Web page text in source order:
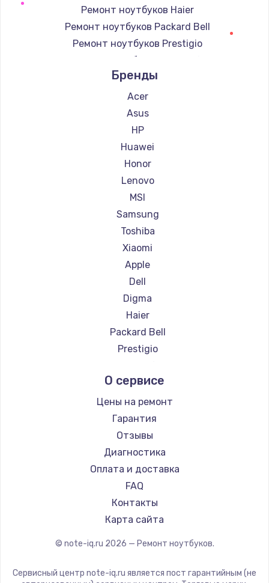
Ремонт ноутбуков Haier
Ремонт ноутбуков Packard Bell
Ремонт ноутбуков Prestigio
Ремонт ноутбуков Microsoft
Ремонт ноутбуков Alienware
Ремонт ноутбуков Gigabyte
Ремонт ноутбуков Aorus
Ремонт ноутбуков Maibenben
Ремонт ноутбуков Getac
Ремонт ноутбуков Epson
Ремонт ноутбуков Philips
Ремонт ноутбуков LG
Ремонт ноутбуков Panasonic
Ремонт ноутбуков Irbis
Ремонт ноутбуков Thunderobot
Ремонт ноутбуков Hasee
Ремонт ноутбуков ZTE
Ремонт ноутбуков Hiper
Ремонт ноутбуков Evga
Ремонт ноутбуков Google
Ремонт ноутбуков Echips
Ремонт ноутбуков Predator
Ремонт ноутбуков iru
Ремонт ноутбуков Machenike
Ремонт ноутбуков DEXP
Ремонт ноутбуков Teclast
Ремонт ноутбуков CHUWI
Ремонт ноутбуков Colorful
Бренды
Acer
Asus
HP
Huawei
Honor
Lenovo
MSI
Samsung
Toshiba
Xiaomi
Apple
Dell
Digma
Haier
Packard Bell
Prestigio
Alienware
Gigabyte
Aorus
Maibenben
Getac
Epson
Philips
LG
Panasonic
О сервисе
Цены на ремонт
Гарантия
Отзывы
Диагностика
Оплата и доставка
FAQ
Контакты
Карта сайта
© note-iq.ru 2026 — Ремонт ноутбуков.
Сервисный центр note-iq.ru является пост гарантийным (не